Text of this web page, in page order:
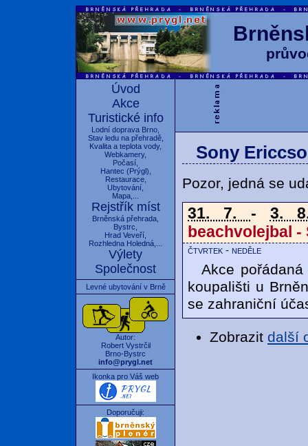
Úvod
Akce
Turistické info
Lodní doprava Brno
Stav ledu na přehradě,
Kvalita a teplota vody,
Webkamery,
Počasí
Hantec (Prýgl),
Restaurace,
Ubytování
Mapa
Rejstřík míst
Brněnská přehrada
Bystrc
Hrad Veveří
Rozhledna Holedná
Výlety
Společnost
Levné ubytování v Brně
Autor:
Robert Vystrčil
Brno-Bystrc
info@prygl.net
Ikonka pro Váš web
Doporučuji:
Sony
Pozor, jedná se
31. 7. - 3.
beachvolejbal -
čtvrtek - neděle
Akce
koupališti u
se zahraniční
Zobrazit další